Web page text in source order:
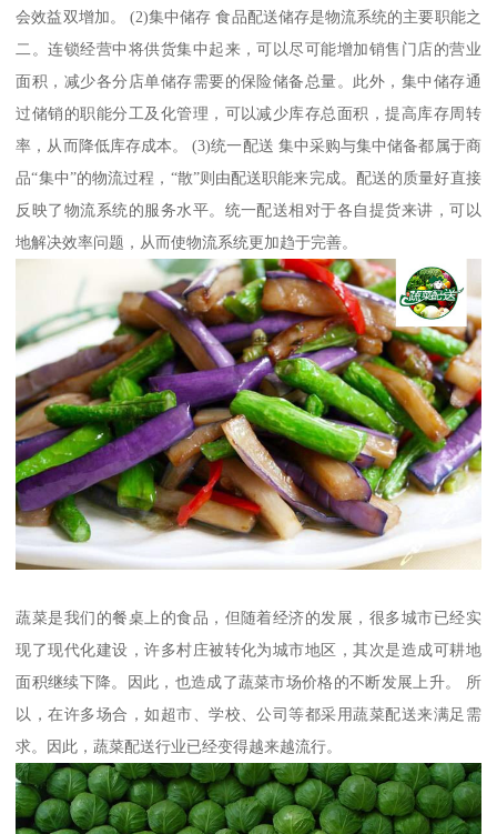
会效益双增加。 (2)集中储存 食品配送储存是物流系统的主要职能之
二。连锁经营中将供货集中起来，可以尽可能增加销售门店的营业
面积，减少各分店单储存需要的保险储备总量。此外，集中储存通
过储销的职能分工及化管理，可以减少库存总面积，提高库存周转
率，从而降低库存成本。 (3)统一配送 集中采购与集中储备都属于商
品“集中”的物流过程，“散”则由配送职能来完成。配送的质量好直接
反映了物流系统的服务水平。统一配送相对于各自提货来讲，可以
地解决效率问题，从而使物流系统更加趋于完善。
蔬菜是我们的餐桌上的食品，但随着经济的发展，很多城市已经实
现了现代化建设，许多村庄被转化为城市地区，其次是造成可耕地
面积继续下降。因此，也造成了蔬菜市场价格的不断发展上升。 所
以，在许多场合，如超市、学校、公司等都采用蔬菜配送来满足需
求。因此，蔬菜配送行业已经变得越来越流行。